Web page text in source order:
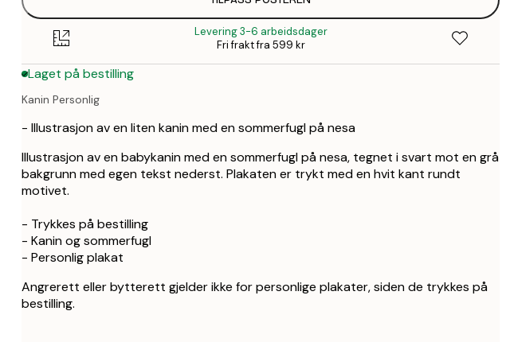
50x70 cm
Levering 3-6 arbeidsdager
Fri frakt fra 599 kr
Laget på bestilling
Kanin Personlig
- Illustrasjon av en liten kanin med en sommerfugl på nesa
Illustrasjon av en babykanin med en sommerfugl på nesa, tegnet i svart mot en grå
bakgrunn med egen tekst nederst. Plakaten er trykt med en hvit kant rundt
motivet.
- Trykkes på bestilling
- Kanin og sommerfugl
- Personlig plakat
Angrerett eller bytterett gjelder ikke for personlige plakater, siden de trykkes på
bestilling.